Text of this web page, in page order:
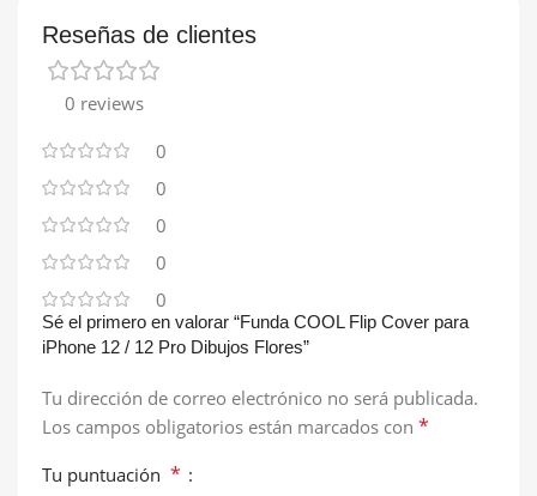
Reseñas de clientes
0 reviews
0
0
0
0
0
Sé el primero en valorar “Funda COOL Flip Cover para
iPhone 12 / 12 Pro Dibujos Flores”
Tu dirección de correo electrónico no será publicada.
Los campos obligatorios están marcados con *
Tu puntuación *